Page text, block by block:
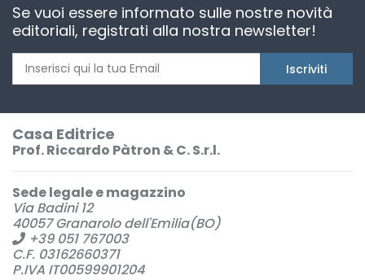
Se vuoi essere informato sulle nostre novità
editoriali, registrati alla nostra newsletter!
Iscriviti
Casa Editrice
Prof. Riccardo Pàtron & C. S.r.l.
Sede legale e magazzino
Via Badini 12
40057 Granarolo dell'Emilia(BO)
+39 051 767003
C.F. 03162660371
P.IVA IT00599901204